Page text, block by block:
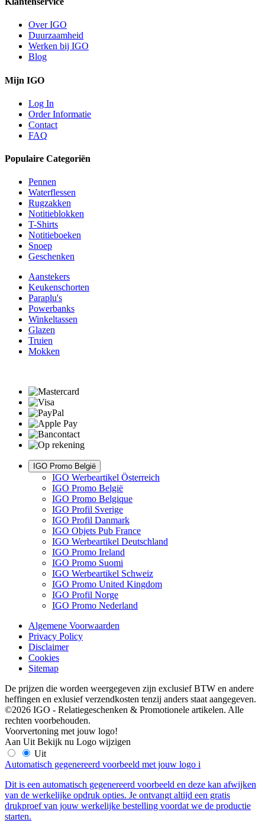
Over IGO
Duurzaamheid
Werken bij IGO
Blog
Mijn IGO
Log In
Order Informatie
Contact
FAQ
Populaire Categoriën
Pennen
Waterflessen
Rugzakken
Notitieblokken
T-Shirts
Notitieboeken
Snoep
Geschenken
Aanstekers
Keukenschorten
Paraplu's
Powerbanks
Winkeltassen
Glazen
Truien
Mokken
IGO Promo België
IGO Werbeartikel Österreich
IGO Promo België
IGO Promo Belgique
IGO Profil Sverige
IGO Profil Danmark
IGO Objets Pub France
IGO Werbeartikel Deutschland
IGO Promo Ireland
IGO Promo Suomi
IGO Werbeartikel Schweiz
IGO Promo United Kingdom
IGO Profil Norge
IGO Promo Nederland
Algemene Voorwaarden
Privacy Policy
Disclaimer
Cookies
Sitemap
De prijzen die worden weergegeven zijn exclusief BTW en andere
heffingen en exlusief verzendkosten tenzij anders staat aangegeven.
©2026 IGO - Relatiegeschenken & Promotionele artikelen. Alle
rechten voorbehouden.
Voorvertoning met jouw logo!
Aan Uit Bekijk nu Logo wijzigen
Uit
Automatisch gegenereerd voorbeeld met jouw logo i
Dit is een automatisch gegenereerd voorbeeld en deze kan afwijken
van de werkelijke opdruk opties. Je ontvangt altijd een gratis
drukproef van jouw werkelijke bestelling voordat we de productie
starten.